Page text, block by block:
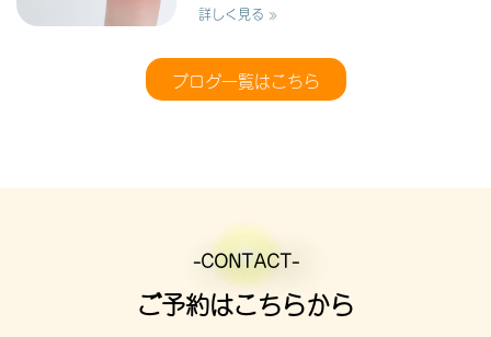
詳しく見る »
ブログ一覧はこちら
-CONTACT-
ご予約はこちらから